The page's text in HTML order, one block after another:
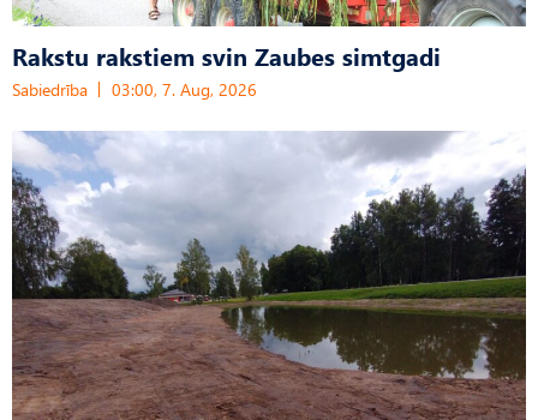
Rakstu rakstiem svin Zaubes simtgadi
Sabiedrība 03:00, 7. Aug, 2026